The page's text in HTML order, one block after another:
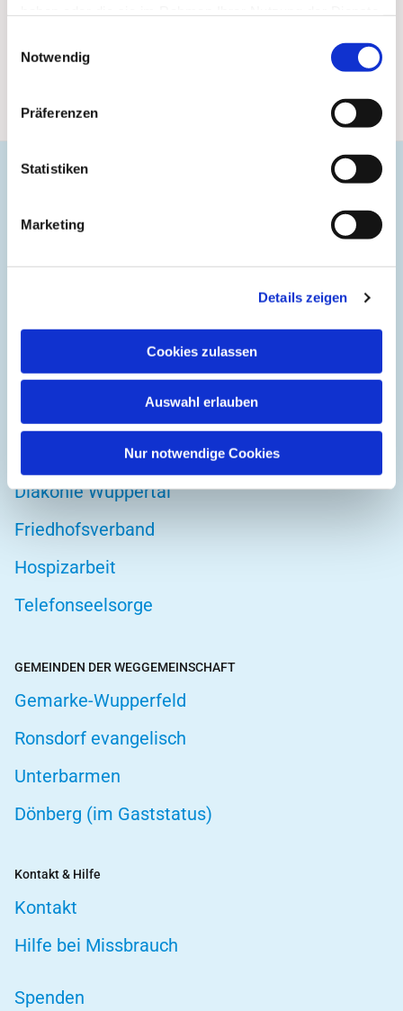
Notwendig
Präferenzen
Statistiken
Marketing
Details zeigen
Cookies zulassen
Auswahl erlauben
Nur notwendige Cookies
Kirchplatz 1
Kirchenkreis Wuppertal
Altenwohnstätte
Diakonie Wuppertal
Friedhofsverband
Hospizarbeit
Telefonseelsorge
GEMEINDEN DER WEGGEMEINSCHAFT
Gemarke-Wupperfeld
Ronsdorf evangelisch
Unterbarmen
Dönberg (im Gaststatus)
Kontakt & Hilfe
Kontakt
Hilfe bei Missbrauch
Spenden